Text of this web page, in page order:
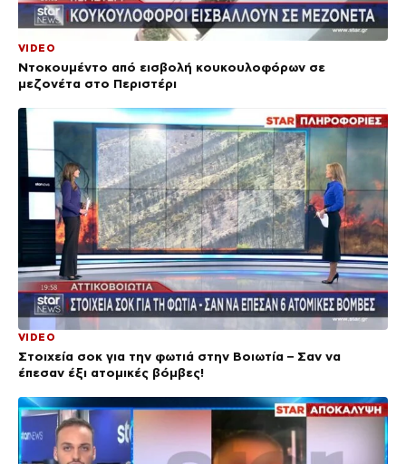
VIDEO
Ντοκουμέντο από εισβολή κουκουλοφόρων σε
μεζονέτα στο Περιστέρι
VIDEO
Στοιχεία σοκ για την φωτιά στην Βοιωτία – Σαν να
έπεσαν έξι ατομικές βόμβες!